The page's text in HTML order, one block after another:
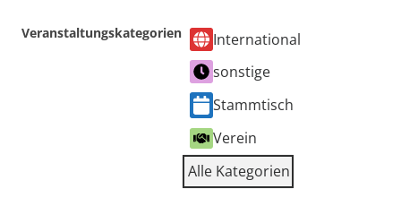
Veranstaltungskategorien
International
sonstige
Stammtisch
Verein
Alle Kategorien